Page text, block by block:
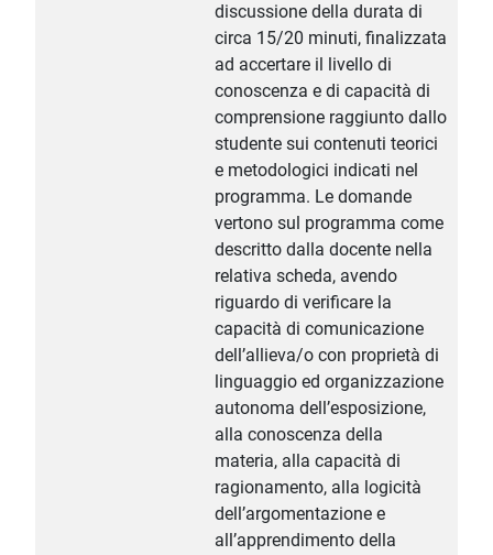
discussione della durata di
circa 15/20 minuti, finalizzata
ad accertare il livello di
conoscenza e di capacità di
comprensione raggiunto dallo
studente sui contenuti teorici
e metodologici indicati nel
programma. Le domande
vertono sul programma come
descritto dalla docente nella
relativa scheda, avendo
riguardo di verificare la
capacità di comunicazione
dell’allieva/o con proprietà di
linguaggio ed organizzazione
autonoma dell’esposizione,
alla conoscenza della
materia, alla capacità di
ragionamento, alla logicità
dell’argomentazione e
all’apprendimento della